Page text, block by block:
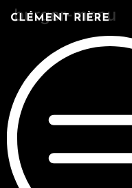
burger-menu